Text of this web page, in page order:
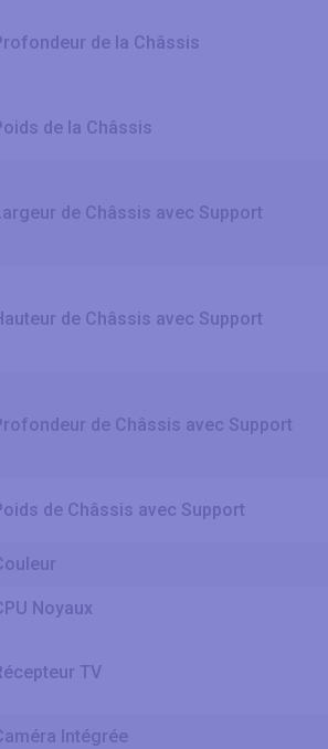
de la Châssis
de la Châssis
de Châssis avec Support
de Châssis avec Support
de Châssis avec Support
de Châssis avec Support
Noyaux
TV
Intégrée